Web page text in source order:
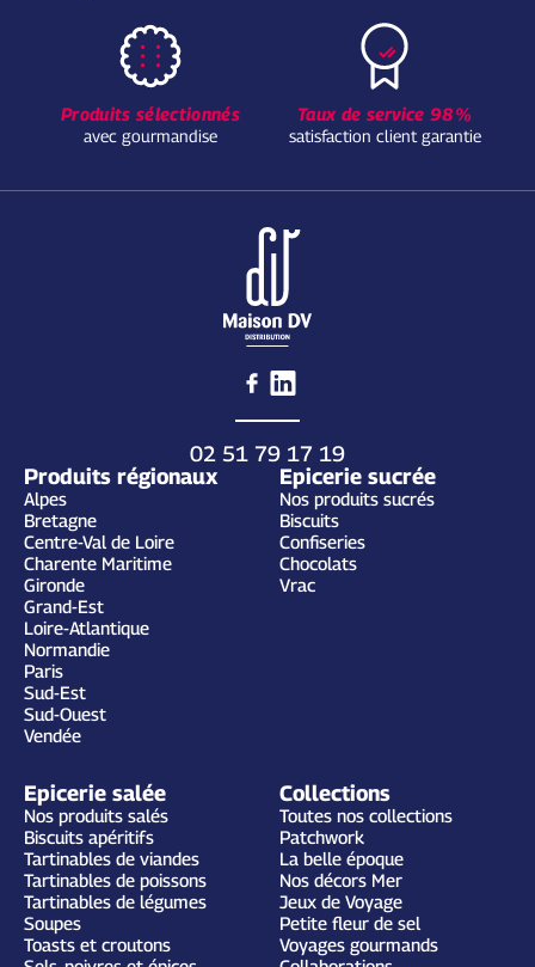
Produits sélectionnés
avec gourmandise
Taux de service 98%
satisfaction client garantie
02 51 79 17 19
Produits régionaux
Alpes
Bretagne
Centre-Val de Loire
Charente Maritime
Gironde
Grand-Est
Loire-Atlantique
Normandie
Paris
Sud-Est
Sud-Ouest
Vendée
Epicerie sucrée
Nos produits sucrés
Biscuits
Confiseries
Chocolats
Vrac
Epicerie salée
Nos produits salés
Biscuits apéritifs
Tartinables de viandes
Tartinables de poissons
Tartinables de légumes
Soupes
Toasts et croutons
Collections
Toutes nos collections
Patchwork
La belle époque
Nos décors Mer
Jeux de Voyage
Petite fleur de sel
Voyages gourmands